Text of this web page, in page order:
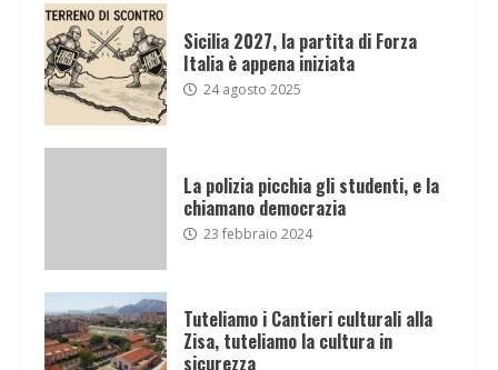
Sicilia 2027, la partita di Forza
Italia è appena iniziata
24 agosto 2025
La polizia picchia gli studenti, e la
chiamano democrazia
23 febbraio 2024
Tuteliamo i Cantieri culturali alla
Zisa, tuteliamo la cultura in
sicurezza